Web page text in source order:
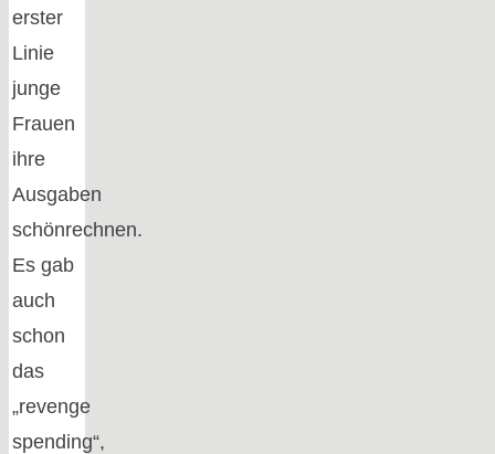
erster
Linie
junge
Frauen
ihre
Ausgaben
schönrechnen.
Es gab
auch
schon
das
„revenge
spending“,